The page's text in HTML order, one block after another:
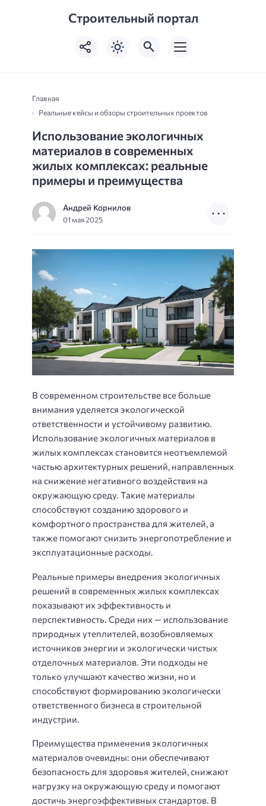
Строительный портал
Главная
Реальные кейсы и обзоры строительных проектов
Использование экологичных
материалов в современных
жилых комплексах: реальные
примеры и преимущества
Андрей Корнилов
01 мая 2025
В современном строительстве все больше
внимания уделяется экологической
ответственности и устойчивому развитию.
Использование экологичных материалов в
жилых комплексах становится неотъемлемой
частью архитектурных решений, направленных
на снижение негативного воздействия на
окружающую среду. Такие материалы
способствуют созданию здорового и
комфортного пространства для жителей, а
также помогают снизить энергопотребление и
эксплуатационные расходы.
Реальные примеры внедрения экологичных
решений в современных жилых комплексах
показывают их эффективность и
перспективность. Среди них — использование
природных утеплителей, возобновляемых
источников энергии и экологически чистых
отделочных материалов. Эти подходы не
только улучшают качество жизни, но и
способствуют формированию экологически
ответственного бизнеса в строительной
индустрии.
Преимущества применения экологичных
материалов очевидны: они обеспечивают
безопасность для здоровья жителей, снижают
нагрузку на окружающую среду и помогают
достичь энергоэффективных стандартов. В